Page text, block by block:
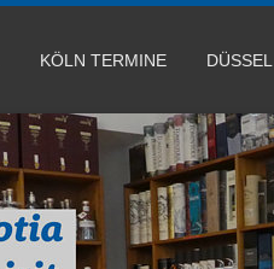
KÖLN TERMINE